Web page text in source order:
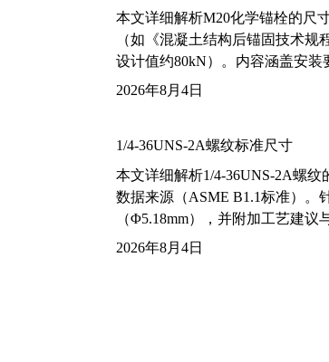
本文详细解析M20化学锚栓的尺
（如《混凝土结构后锚固技术规
设计值约80kN）。内容涵盖安装
2026年8月4日
1/4-36UNS-2A螺纹标准尺寸
本文详细解析1/4-36UNS-2A螺
数据来源（ASME B1.1标准）。
（Φ5.18mm），并附加工艺建议
2026年8月4日